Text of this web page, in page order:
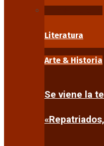
Literatura
Arte & Historia
Se viene la